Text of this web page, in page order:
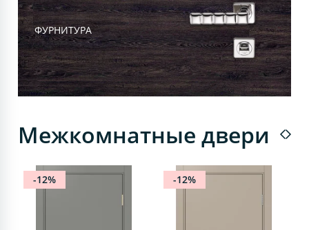
ФУРНИТУРА
Межкомнатные двери
-12% -12%